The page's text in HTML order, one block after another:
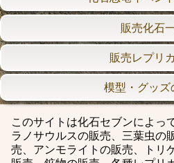
販売化石
販売レプリ
模型・グッズ
このサイトは化石セブンによっ
ラノサウルスの販売、三葉虫の
売、アンモライトの販売、トリ